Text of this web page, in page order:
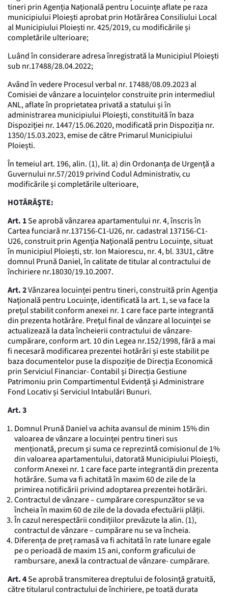
tineri prin Agenția Națională pentru Locuințe aflate pe raza
municipiului Ploiești aprobat prin Hotărârea Consiliului Local
al Municipiului Ploiești nr. 425/2019, cu modificările și
completările ulterioare;
Luând în considerare adresa înregistrată la Municipiul Ploieşti
sub nr.17488/28.04.2022;
Având în vedere Procesul verbal nr. 17488/08.09.2023 al
Comisiei de vânzare a locuințelor construite prin intermediul
ANL, aflate în proprietatea privată a statului și în
administrarea municipiului Ploieşti, constituită în baza
Dispoziţiei nr. 1447/15.06.2020, modificată prin Dispoziția nr.
1350/15.03.2023, emise de către Primarul Municipiului
Ploiești.
În temeiul art. 196, alin. (1), lit. a) din Ordonanța de Urgență a
Guvernului nr.57/2019 privind Codul Administrativ, cu
modificările și completările ulterioare,
HOTĂRĂŞTE:
Art. 1Se aprobă vânzarea apartamentului nr. 4, înscris în
Cartea funciară nr.137156-C1-U26, nr. cadastral 137156-C1-
U26, construit prin Agenţia Naţională pentru Locuinţe, situat
în municipiul Ploiești, str. Ion Maiorescu, nr. 4, bl. 33U1, către
domnul Prună Daniel, în calitate de titular al contractului de
închiriere nr.18030/19.10.2007.
Art. 2Vânzarea locuinței pentru tineri, construită prin Agenţia
Naţională pentru Locuinţe, identificată la art. 1, se va face la
preţul stabilit conform anexei nr. 1 care face parte integrantă
din prezenta hotărâre. Preţul final de vânzare al locuinţei se
actualizează la data încheierii contractului de vânzare-
cumpărare, conform art. 10 din Legea nr.152/1998, fără a mai
fi necesară modificarea prezentei hotărâri și este stabilit pe
baza documentelor puse la dispoziție de Direcția Economică
prin Serviciul Financiar- Contabil și Direcția Gestiune
Patrimoniu prin Compartimentul Evidență și Administrare
Fond Locativ și Serviciul Intabulări Bunuri.
Art. 3
Domnul Prună Daniel va achita avansul de minim 15% din
valoarea de vânzare a locuinţei pentru tineri sus
menționată, precum şi suma ce reprezintă comisionul de 1%
din valoarea apartamentului, datorată Municipiului Ploieşti,
conform Anexei nr. 1 care face parte integrantă din prezenta
hotărâre. Suma va fi achitată în maxim 60 de zile de la
primirea notificării privind adoptarea prezentei hotărâri.
Contractul de vânzare – cumpărare corespunzător se va
încheia în maxim 60 de zile de la dovada efectuării plății.
În cazul nerespectării condițiilor prevăzute la alin. (1),
contractul de vânzare – cumpărare nu se va încheia.
Diferența de preț ramasă va fi achitată în rate lunare egale
pe o perioadă de maxim 15 ani, conform graficului de
rambursare, anexă la contractual de vânzare- cumpărare.
Art. 4Se aprobă transmiterea dreptului de folosinţă gratuită,
către titularul contractului de închiriere, pe toată durata